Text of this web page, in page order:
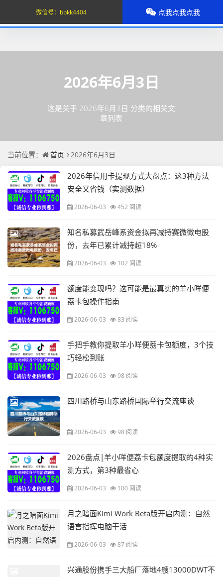
2026年6月3日
这是关于 2026年6月3日 分类的相关文
章列表
当前位置： 首页 2026年6月3日
2026年信用卡提现方式大盘点：这3种方法
安全又省钱（实测数据）
2026-06-03 452 阅读
知名私募武岳峰系资金拟再减持赛微微电股
份，去年已累计减持超18%
2026-06-03 102 阅读
额度能变现吗？这可能是最真实的羊小咩便
荔卡包操作指南
2026-06-03 83 阅读
手把手教你提取羊小咩便荔卡包额度，3个技
巧轻松到账
2026-06-03 98 阅读
四川路桥与山东路桥国际举行交流座谈
2026-06-03 98 阅读
2026盘点|羊小咩便荔卡包额度提取的4种实
测方式，第3种最省心
2026-06-03 100 阅读
月之暗面Kimi Work Beta版开启内测：自然
语言指挥电脑干活
2026-06-03 87 阅读
兴通股份携手三大船厂落地4艘13000DWT不
微信号： bbkk4404 点我点我点我